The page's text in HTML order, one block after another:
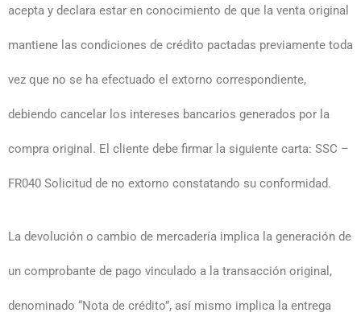
acepta y declara estar en conocimiento de que la venta original
mantiene las condiciones de crédito pactadas previamente toda
vez que no se ha efectuado el extorno correspondiente,
debiendo cancelar los intereses bancarios generados por la
compra original. El cliente debe firmar la siguiente carta: SSC –
FR040 Solicitud de no extorno constatando su conformidad.
La devolución o cambio de mercadería implica la generación de
un comprobante de pago vinculado a la transacción original,
denominado “Nota de crédito”, así mismo implica la entrega